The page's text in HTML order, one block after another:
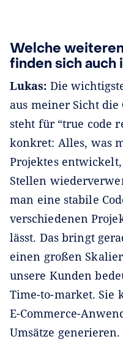
Welche
finden sich auch
Lukas: Die
aus meiner Sicht die
steht für “true code
konkret: Alles, was
Projektes
Stellen
man eine stabile
verschiedenen
lässt. Das bringt
einen großen
unsere Kunden
Time-to-market.
E-Commerce-
Umsätze generieren.